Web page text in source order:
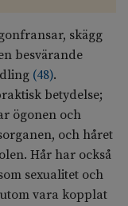
skägg
besvärande
(48).
betydelse;
ögonen och
och håret
Hår har också
sexualitet och
vara kopplat